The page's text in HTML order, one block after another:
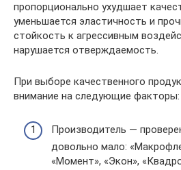
пропорционально ухудшает
уменьшается эластичность и
стойкость к агрессивным
нарушается отверждаемость.
При выборе качественного
внимание на следующие факторы:
Производитель —
довольно мало:
«Момент», «Экон»,